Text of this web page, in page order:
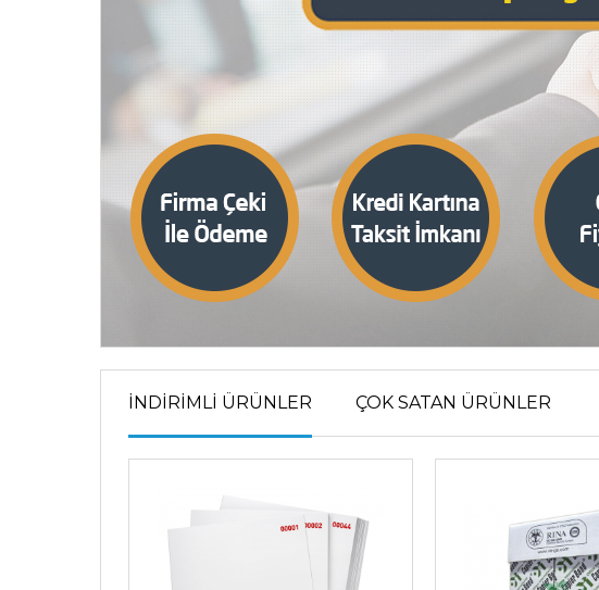
İNDİRİMLİ ÜRÜNLER ÇOK SATAN ÜRÜNLER